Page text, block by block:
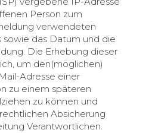
Person zum
verwendeten
das Datum und die
Die Erhebung dieser
um den(möglichen)
Adresse einer
zu einem späteren
zu können und
Absicherung
Verantwortlichen.